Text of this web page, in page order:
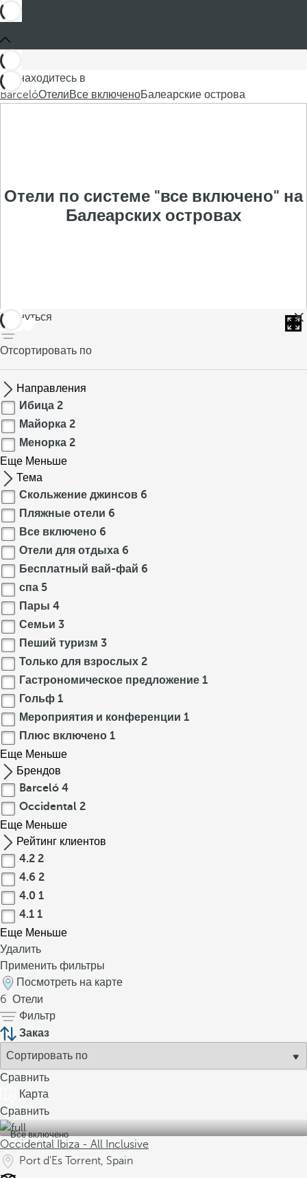
Вы находитесь в
BarcelóОтелиВсе включеноБалеарские острова
Отели по системе "все включено" на
Балеарских островах
вернуться
Отсортировать по
Направления
Ибица 2
Майорка 2
Менорка 2
Еще Меньше
Тема
Скольжение джинсов 6
Пляжные отели 6
Все включено 6
Отели для отдыха 6
Бесплатный вай-фай 6
спа 5
Пары 4
Семьи 3
Пеший туризм 3
Только для взрослых 2
Гастрономическое предложение 1
Гольф 1
Мероприятия и конференции 1
Плюс включено 1
Еще Меньше
Брендов
Barceló 4
Occidental 2
Еще Меньше
Рейтинг клиентов
4.2 2
4.6 2
4.0 1
4.1 1
Еще Меньше
Удалить
Применить фильтры
Посмотреть на карте
6 Отели
Фильтр
Заказ
Сравнить
Карта
Сравнить
Все включено
Occidental Ibiza - All Inclusive
Port d'Es Torrent, Spain